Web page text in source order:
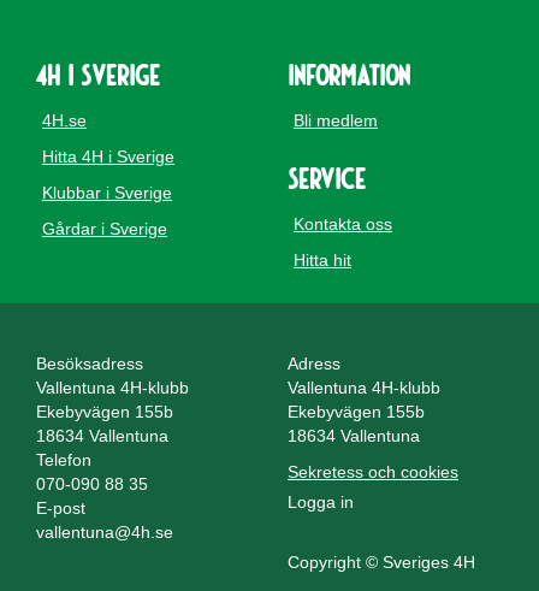
4H i Sverige
4H.se
Hitta 4H i Sverige
Klubbar i Sverige
Gårdar i Sverige
Information
Bli medlem
Service
Kontakta oss
Hitta hit
Besöksadress
Vallentuna 4H-klubb
Ekebyvägen 155b
18634 Vallentuna
Adress
Vallentuna 4H-klubb
Ekebyvägen 155b
18634 Vallentuna
Telefon
070-090 88 35
E-post
vallentuna@4h.se
Sekretess och cookies
Logga in
Copyright © Sveriges 4H